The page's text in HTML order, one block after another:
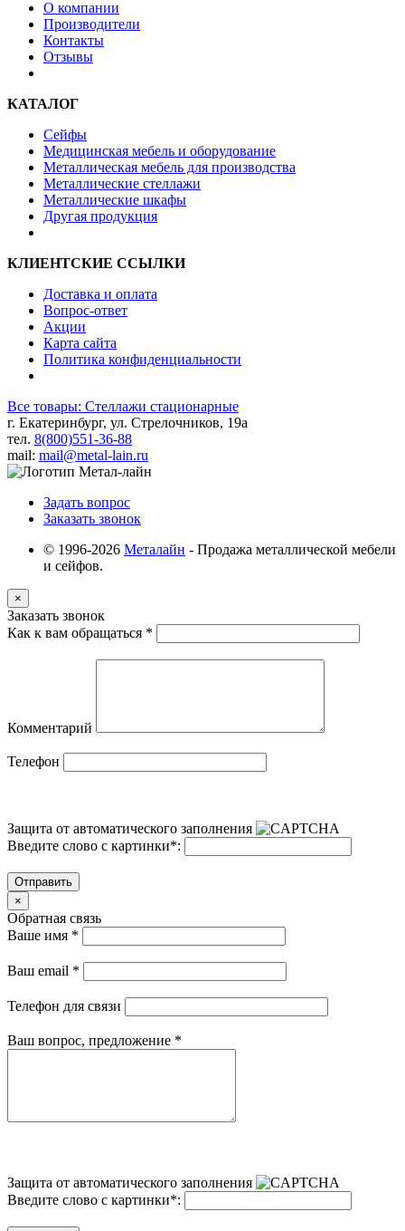
О компании
Производители
Контакты
Отзывы
КАТАЛОГ
Сейфы
Медицинская мебель и оборудование
Металлическая мебель для производства
Металлические стеллажи
Металлические шкафы
Другая продукция
КЛИЕНТСКИЕ ССЫЛКИ
Доставка и оплата
Вопрос-ответ
Акции
Карта сайта
Политика конфиденциальности
Все товары: Стеллажи стационарные
г. Екатеринбург, ул. Стрелочников, 19а
тел. 8(800)551-36-88
mail: mail@metal-lain.ru
Задать вопрос
Заказать звонок
© 1996-2026 Металайн - Продажа металлической мебели
и сейфов.
×
Заказать звонок
Как к вам обращаться *
Комментарий
Телефон
Защита от автоматического заполнения
Введите слово с картинки*:
Отправить
×
Обратная связь
Ваше имя *
Ваш email *
Телефон для связи
Ваш вопрос, предложение *
Защита от автоматического заполнения
Введите слово с картинки*: